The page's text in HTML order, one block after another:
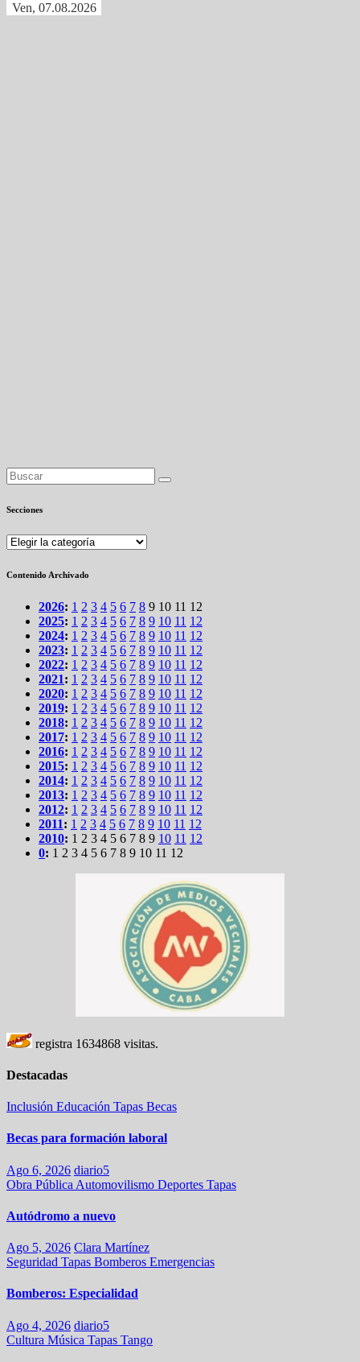
Ven, 07.08.2026
Secciones
Secciones
Contenido Archivado
2026: 1 2 3 4 5 6 7 8 9 10 11 12
2025: 1 2 3 4 5 6 7 8 9 10 11 12
2024: 1 2 3 4 5 6 7 8 9 10 11 12
2023: 1 2 3 4 5 6 7 8 9 10 11 12
2022: 1 2 3 4 5 6 7 8 9 10 11 12
2021: 1 2 3 4 5 6 7 8 9 10 11 12
2020: 1 2 3 4 5 6 7 8 9 10 11 12
2019: 1 2 3 4 5 6 7 8 9 10 11 12
2018: 1 2 3 4 5 6 7 8 9 10 11 12
2017: 1 2 3 4 5 6 7 8 9 10 11 12
2016: 1 2 3 4 5 6 7 8 9 10 11 12
2015: 1 2 3 4 5 6 7 8 9 10 11 12
2014: 1 2 3 4 5 6 7 8 9 10 11 12
2013: 1 2 3 4 5 6 7 8 9 10 11 12
2012: 1 2 3 4 5 6 7 8 9 10 11 12
2011: 1 2 3 4 5 6 7 8 9 10 11 12
2010: 1 2 3 4 5 6 7 8 9 10 11 12
0: 1 2 3 4 5 6 7 8 9 10 11 12
registra 1634868 visitas.
Destacadas
Inclusión Educación Tapas Becas
Becas para formación laboral
Ago 6, 2026 diario5
Obra Pública Automovilismo Deportes Tapas
Autódromo a nuevo
Ago 5, 2026 Clara Martínez
Seguridad Tapas Bomberos Emergencias
Bomberos: Especialidad
Ago 4, 2026 diario5
Cultura Música Tapas Tango